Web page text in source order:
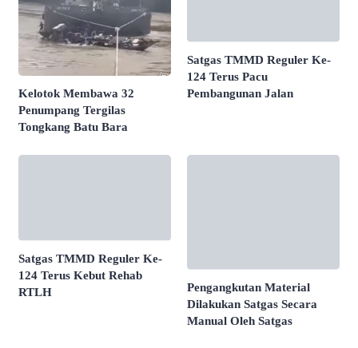
Kelotok Membawa 32
Penumpang Tergilas
Tongkang Batu Bara
Satgas TMMD Reguler Ke-
124 Terus Pacu
Pembangunan Jalan
Satgas TMMD Reguler Ke-
124 Terus Kebut Rehab
RTLH
Pengangkutan Material
Dilakukan Satgas Secara
Manual Oleh Satgas